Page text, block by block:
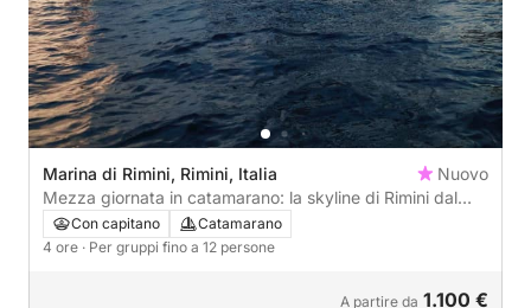
Marina di Rimini, Rimini, Italia
Nuovo
Mezza giornata in catamarano: la skyline di Rimini dal
mareCon capitano
Catamarano
4 ore · Per gruppi fino a 12 persone
A partire da 1.100 €